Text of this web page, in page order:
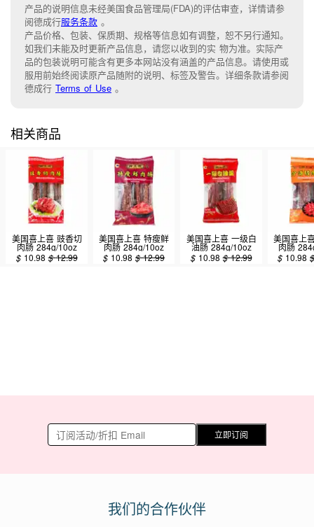
产品的说明信息未经美国食品管理局(FDA)的评估审查，详情请参
阅德成行服务条款 。
产品价格、包装、保质期、规格等信息如有调整，恕不另行通知。
如我们未能及时更新产品信息，请您以收到的实 物为准。实际产
品的包装说明可能含有更多本网站没有涵盖的产品信息。请使用或
服用前始终阅读原产品随附的说明、标签及警告。详细条款请参阅
德成行 Terms of Use 。
相关商品
美国喜上喜 豉香切
肉肠 284g/10oz
$ 10.98 $12.99
美国喜上喜 特瘦鲜
肉肠 284g/10oz
$ 10.98 $12.99
美国喜上喜 一级白
油肠 284g/10oz
$ 10.98 $12.99
美国喜上
肉肠
$ 10.98
立即订阅
我们的合作伙伴